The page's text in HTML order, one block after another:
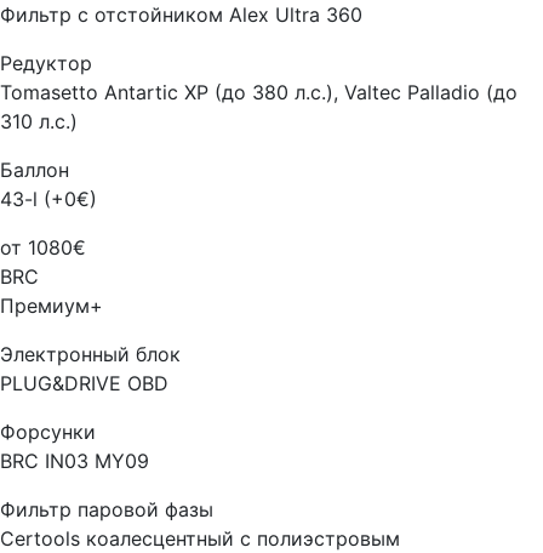
Фильтр с отстойником Alex Ultra 360
Редуктор
Tomasetto Antartic XP (до 380 л.с.), Valtec Palladio (до
310 л.с.)
Баллон
43-l (+0€)
от 1080€
BRC
Премиум+
Электронный блок
PLUG&DRIVE OBD
Форсунки
BRC IN03 MY09
Фильтр паровой фазы
Certools коалесцентный с полиэстровым